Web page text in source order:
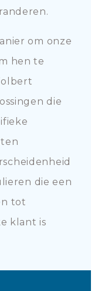
om onze
hen te
die
die een
tot
klant is